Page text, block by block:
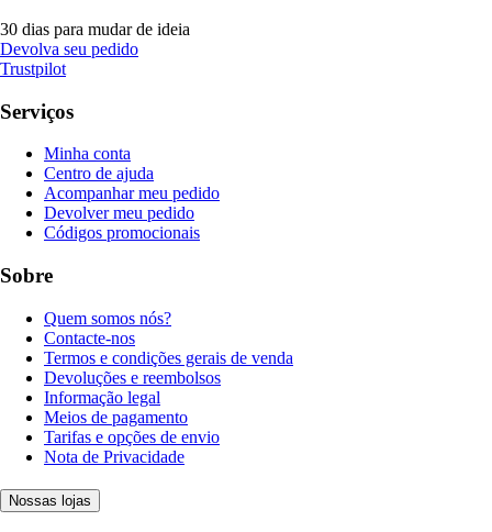
30 dias para mudar de ideia
Devolva seu pedido
Trustpilot
Serviços
Minha conta
Centro de ajuda
Acompanhar meu pedido
Devolver meu pedido
Códigos promocionais
Sobre
Quem somos nós?
Contacte-nos
Termos e condições gerais de venda
Devoluções e reembolsos
Informação legal
Meios de pagamento
Tarifas e opções de envio
Nota de Privacidade
Nossas lojas